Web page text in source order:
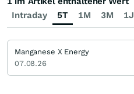
Intraday 5T 1M 3M 1J
Manganese X Energy
07.08.26